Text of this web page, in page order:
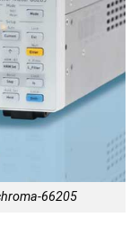
66205